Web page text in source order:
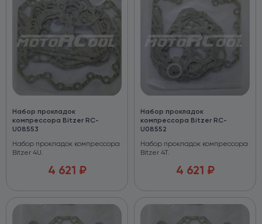
Набор прокладок
компрессора Bitzer RC-
U08553
Набор прокладок компрессора
Bitzer 4U.
4 621 ₽
Набор прокладок
компрессора Bitzer RC-
U08552
Набор прокладок компрессора
Bitzer 4T.
4 621 ₽